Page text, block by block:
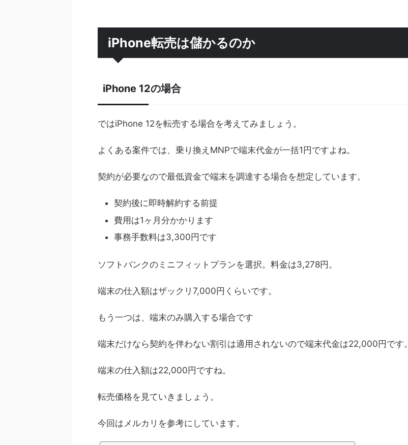
iPhone転売は儲かるのか
iPhone 12の場合
ではiPhone 12を転売する場合を考えてみましょう。
よくある案件では、乗り換えMNPで端末代金が一括1円ですよね。
契約が必要なので最低資金で端末を調達する場合を想定しています。
契約後に即時解約する前提
費用は1ヶ月分かかります
事務手数料は3,300円です
ソフトバンクのミニフィットプランを選択。料金は3,278円。
端末の仕入額はザックリ7,000円くらいです。
もう一つは、端末のみ購入する場合です
端末だけなら契約を伴わない割引は適用されないので端末代金は22,000円です。
端末の仕入額は22,000円ですね。
転売価格を見ていきましょう。
今回はメルカリを参考にしています。